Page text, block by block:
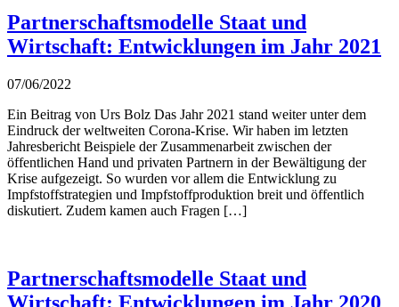
Partnerschaftsmodelle Staat und
Wirtschaft: Entwicklungen im Jahr 2021
07/06/2022
Ein Beitrag von Urs Bolz Das Jahr 2021 stand weiter unter dem
Eindruck der weltweiten Corona-Krise. Wir haben im letzten
Jahresbericht Beispiele der Zusammenarbeit zwischen der
öffentlichen Hand und privaten Partnern in der Bewältigung der
Krise aufgezeigt. So wurden vor allem die Entwicklung zu
Impfstoffstrategien und Impfstoffproduktion breit und öffentlich
diskutiert. Zudem kamen auch Fragen […]
Partnerschaftsmodelle Staat und
Wirtschaft: Entwicklungen im Jahr 2020